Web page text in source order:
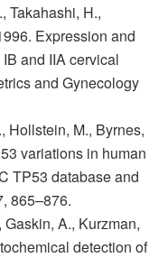
Takahashi, H.,
Expression and
and IIA cervical
and Gynecology
Hollstein, M., Byrnes,
variations in human
TP53 database and
865–876.
Gaskin, A., Kurzman,
detection of